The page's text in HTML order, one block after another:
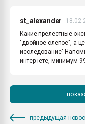
st_alexander
Какие прелестные
"двойное слепое", а
исследование"
интернете, минимум
предыдущая